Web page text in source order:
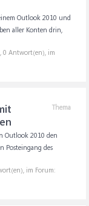
Outlook 2010 und
aller Konten drin,
, 0 Antwort(en), im
Thema
Outlook 2010 den
Posteingang des
im Forum: